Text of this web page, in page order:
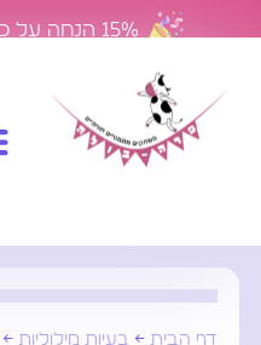
15% הנחה על כל האתר! קופון:
דף הבית ← בעיות מילוליות ←